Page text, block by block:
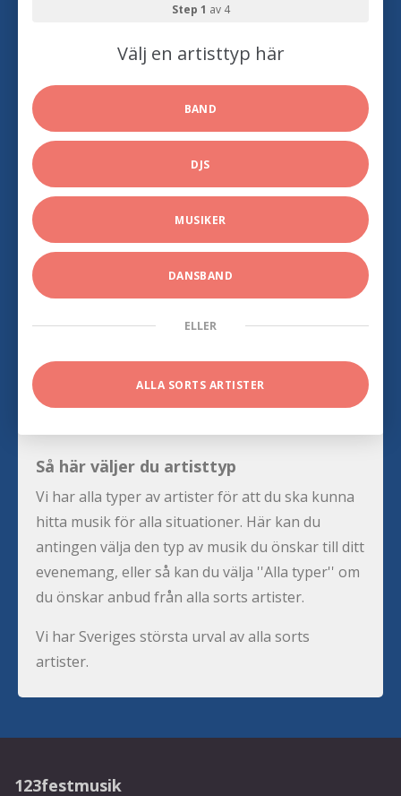
Step 1 av 4
Välj en artisttyp här
BAND
DJS
MUSIKER
DANSBAND
ELLER
ALLA SORTS ARTISTER
Så här väljer du artisttyp
Vi har alla typer av artister för att du ska kunna
hitta musik för alla situationer. Här kan du
antingen välja den typ av musik du önskar till ditt
evenemang, eller så kan du välja ''Alla typer'' om
du önskar anbud från alla sorts artister.
Vi har Sveriges största urval av alla sorts
artister.
123festmusik